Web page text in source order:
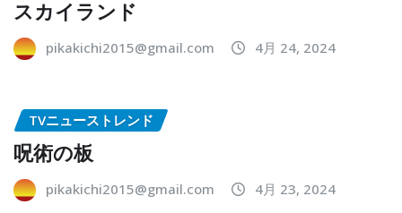
スカイランド
pikakichi2015@gmail.com 4月 24, 2024
TVニューストレンド
呪術の板
pikakichi2015@gmail.com 4月 23, 2024